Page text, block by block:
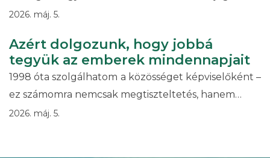
2026. máj. 5.
Azért dolgozunk, hogy jobbá
tegyük az emberek mindennapjait
1998 óta szolgálhatom a közösséget képviselőként –
ez számomra nemcsak megtiszteltetés, hanem…
2026. máj. 5.